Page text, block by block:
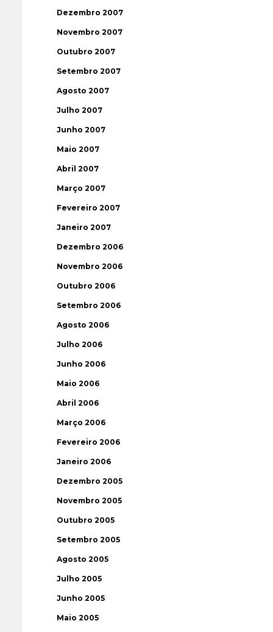
Dezembro 2007
Novembro 2007
Outubro 2007
Setembro 2007
Agosto 2007
Julho 2007
Junho 2007
Maio 2007
Abril 2007
Março 2007
Fevereiro 2007
Janeiro 2007
Dezembro 2006
Novembro 2006
Outubro 2006
Setembro 2006
Agosto 2006
Julho 2006
Junho 2006
Maio 2006
Abril 2006
Março 2006
Fevereiro 2006
Janeiro 2006
Dezembro 2005
Novembro 2005
Outubro 2005
Setembro 2005
Agosto 2005
Julho 2005
Junho 2005
Maio 2005